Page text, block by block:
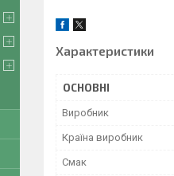
Характеристики
ОСНОВНІ
Виробник
Країна виробник
Смак